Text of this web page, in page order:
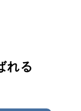
れる